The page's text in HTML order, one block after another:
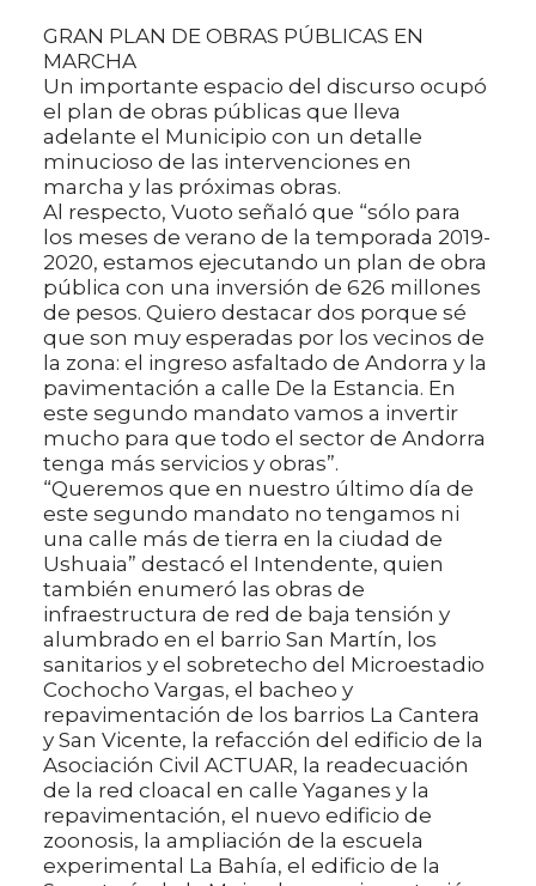
GRAN PLAN DE OBRAS PÚBLICAS EN
MARCHA
Un importante espacio del discurso ocupó
el plan de obras públicas que lleva
adelante el Municipio con un detalle
minucioso de las intervenciones en
marcha y las próximas obras.
Al respecto, Vuoto señaló que “sólo para
los meses de verano de la temporada 2019-
2020, estamos ejecutando un plan de obra
pública con una inversión de 626 millones
de pesos. Quiero destacar dos porque sé
que son muy esperadas por los vecinos de
la zona: el ingreso asfaltado de Andorra y la
pavimentación a calle De la Estancia. En
este segundo mandato vamos a invertir
mucho para que todo el sector de Andorra
tenga más servicios y obras”.
“Queremos que en nuestro último día de
este segundo mandato no tengamos ni
una calle más de tierra en la ciudad de
Ushuaia” destacó el Intendente, quien
también enumeró las obras de
infraestructura de red de baja tensión y
alumbrado en el barrio San Martín, los
sanitarios y el sobretecho del Microestadio
Cochocho Vargas, el bacheo y
repavimentación de los barrios La Cantera
y San Vicente, la refacción del edificio de la
Asociación Civil ACTUAR, la readecuación
de la red cloacal en calle Yaganes y la
repavimentación, el nuevo edificio de
zoonosis, la ampliación de la escuela
experimental La Bahía, el edificio de la